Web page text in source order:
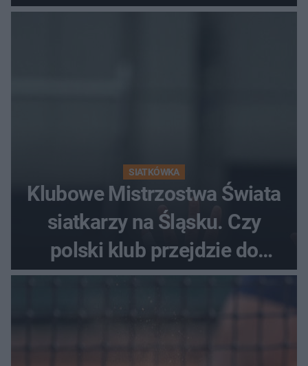
fanów
SIATKÓWKA
Klubowe Mistrzostwa Świata
siatkarzy na Śląsku. Czy
polski klub przejdzie do
historii